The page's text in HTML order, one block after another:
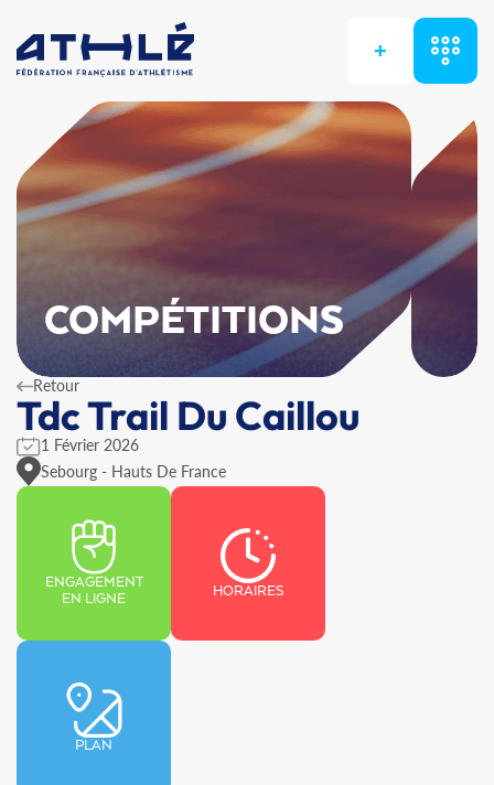
+
COMPÉTITIONS
Retour
Tdc Trail Du Caillou
1 Février 2026
Sebourg - Hauts De France
ENGAGEMENT
EN LIGNE
HORAIRES
PLAN